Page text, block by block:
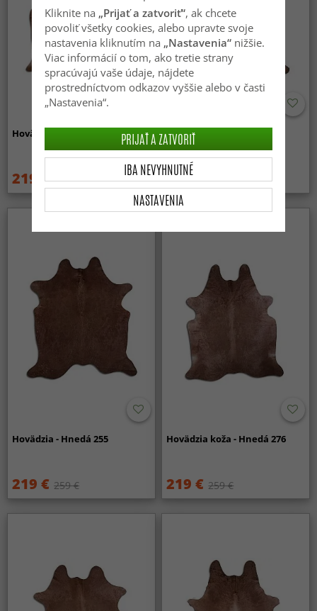
Hovädzia - Hnedá 247
219 € 259 €
Hovädzia - Hnedá 254
219 € 259 €
Hovädzia - Hnedá 255
219 € 259 €
Hovädzia koža - Hnedá 276
219 € 259 €
Kliknite na „Prijať a zatvoriť“, ak chcete
povoliť všetky cookies, alebo upravte svoje
nastavenia kliknutím na „Nastavenia“nižšie.
Viac informácií o tom, ako tretie strany
spracúvajú vaše údaje, nájdete
prostredníctvom odkazov vyššie alebo v časti
„Nastavenia“.
NASTAVENIA
IBA NEVYHNUTNÉ
PRIJAŤ A ZATVORIŤ